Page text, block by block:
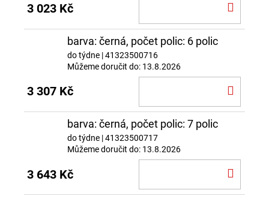
3 023 Kč
barva: černá, počet polic: 6 polic
do týdne | 41323500716
Můžeme doručit do: 13.8.2026
3 307 Kč
barva: černá, počet polic: 7 polic
do týdne | 41323500717
Můžeme doručit do: 13.8.2026
3 643 Kč